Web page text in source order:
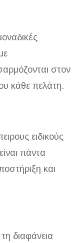
στον
κάθε πελάτη.
ειδικούς
πάντα
και
τη διαφάνεια